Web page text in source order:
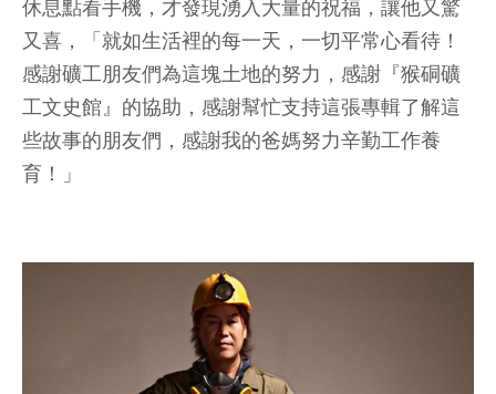
休息點看手機，才發現湧入大量的祝福，讓他又驚
又喜，「就如生活裡的每一天，一切平常心看待！
感謝礦工朋友們為這塊土地的努力，感謝『猴硐礦
工文史館』的協助，感謝幫忙支持這張專輯了解這
些故事的朋友們，感謝我的爸媽努力辛勤工作養
育！」